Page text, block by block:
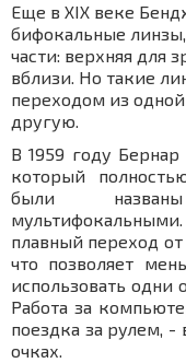
Еще в XIX веке
бифокальные
части: верхняя для
вблизи. Но такие
переходом из
другую.
В 1959 году
который
были
плавный переход от
что позволяет
использовать одни
Работа за
поездка за рулем, -
очках.